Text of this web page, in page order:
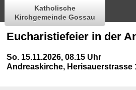
Katholische
Kirchgemeinde Gossau
Eucharistiefeier in der
So. 15.11.2026, 08.15 Uhr
Andreaskirche, Herisauerstrasse